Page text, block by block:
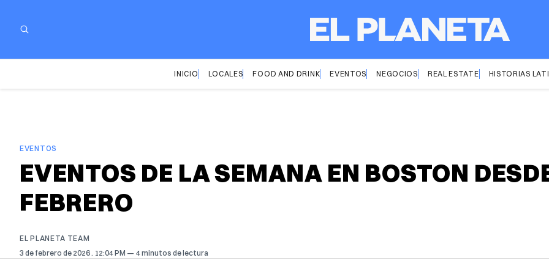
INICIO LOCALES FOOD AND DRINK EVENTOS NEGOCIOS REAL ESTATE HISTORIAS
EVENTOS
EVENTOS DE LA SEMANA EN BOSTON
FEBRERO
EL PLANETA TEAM
3 de febrero de 2026 . 12:04 PM 4 minutos de lectura